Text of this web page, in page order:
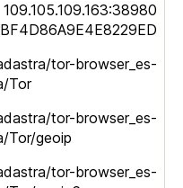
tor-browser_es-
Tor
tor-browser_es-
Tor/geoip
tor-browser_es-